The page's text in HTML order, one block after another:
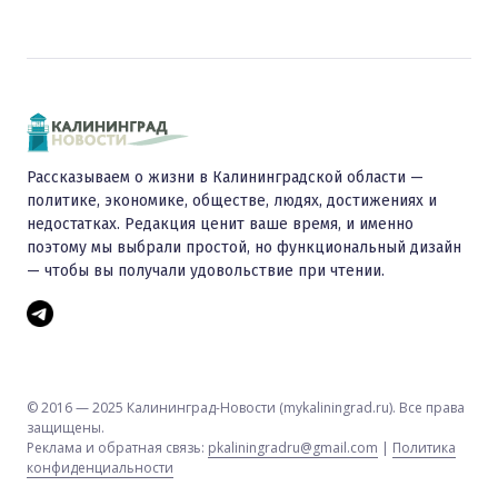
Рассказываем о жизни в Калининградской области —
политике, экономике, обществе, людях, достижениях и
недостатках. Редакция ценит ваше время, и именно
поэтому мы выбрали простой, но функциональный дизайн
— чтобы вы получали удовольствие при чтении.
© 2016 — 2025 Калининград-Новости (mykaliningrad.ru). Все права
защищены.
Реклама и обратная связь: pkaliningradru@gmail.com | Политика
конфиденциальности